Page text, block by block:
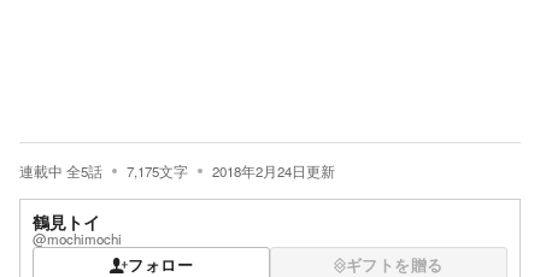
連載中 全5話 7,175文字 2018年2月24日更新
鶴見トイ
@mochimochi
フォロー ギフトを贈る